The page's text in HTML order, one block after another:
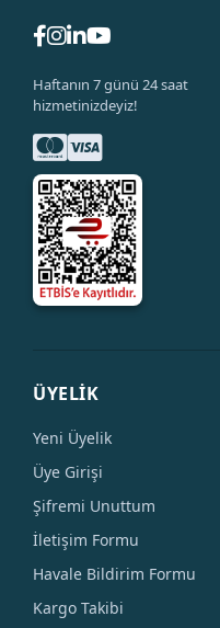
Haftanın 7 günü 24 saat
hizmetinizdeyiz!
ÜYELİK
Yeni Üyelik
Üye Girişi
Şifremi Unuttum
İletişim Formu
Havale Bildirim Formu
Kargo Takibi